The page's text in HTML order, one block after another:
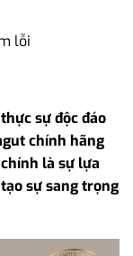
lỗi
sự độc đáo
chính hãng
là sự lựa
sự sang trọng